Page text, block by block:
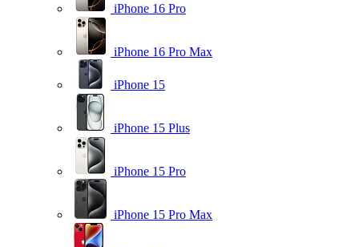
iPhone 16 Pro
iPhone 16 Pro Max
iPhone 15
iPhone 15 Plus
iPhone 15 Pro
iPhone 15 Pro Max